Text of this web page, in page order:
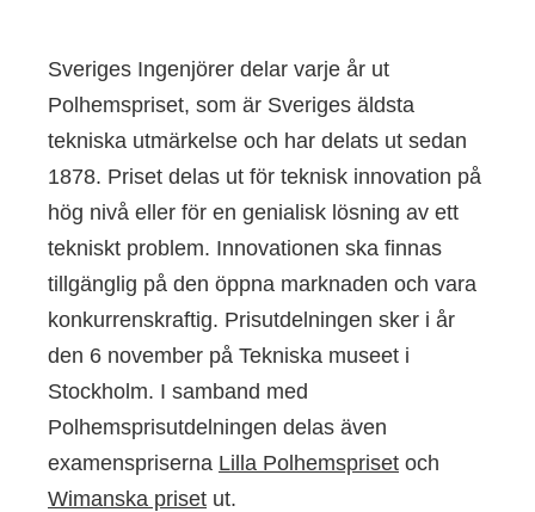
Sveriges Ingenjörer delar varje år ut
Polhemspriset, som är Sveriges äldsta
tekniska utmärkelse och har delats ut sedan
1878. Priset delas ut för teknisk innovation på
hög nivå eller för en genialisk lösning av ett
tekniskt problem. Innovationen ska finnas
tillgänglig på den öppna marknaden och vara
konkurrenskraftig. Prisutdelningen sker i år
den 6 november på Tekniska museet i
Stockholm. I samband med
Polhemsprisutdelningen delas även
examenspriserna Lilla Polhemspriset och
Wimanska priset ut.